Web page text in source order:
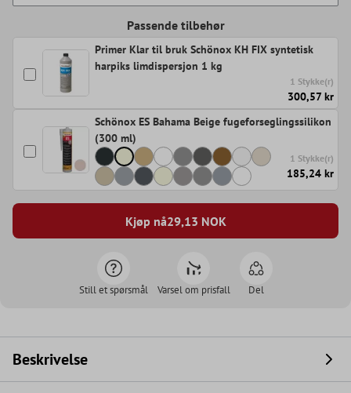
Passende tilbehør
Primer Klar til bruk Schönox KH FIX syntetisk
harpiks limdispersjon 1 kg
1 Stykke(r)
300,57 kr
Schönox ES Bahama Beige fugeforseglingssilikon
(300 ml)
1 Stykke(r)
185,24 kr
Kjøp nå29,13 NOK
Still et spørsmål Varsel om prisfall Del
Beskrivelse